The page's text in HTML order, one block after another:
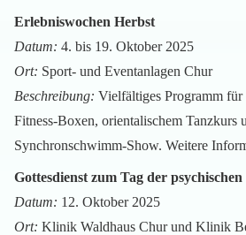
Erlebniswochen Herbst
Datum: 4. bis 19. Oktober 2025
Ort: Sport- und Eventanlagen Chur
Beschreibung: Vielfältiges Programm
Fitness-Boxen, orientalischem Tanzkurs
Synchronschwimm-Show. Weitere
Gottesdienst zum Tag der
Datum: 12. Oktober 2025
Ort: Klinik Waldhaus Chur und Klinik